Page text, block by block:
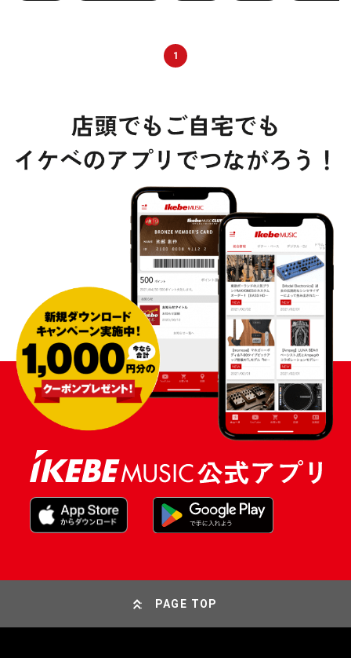
配信/ライブ機器 楽器アクセサリ
ヴィンテージ
1
PAGE TOP